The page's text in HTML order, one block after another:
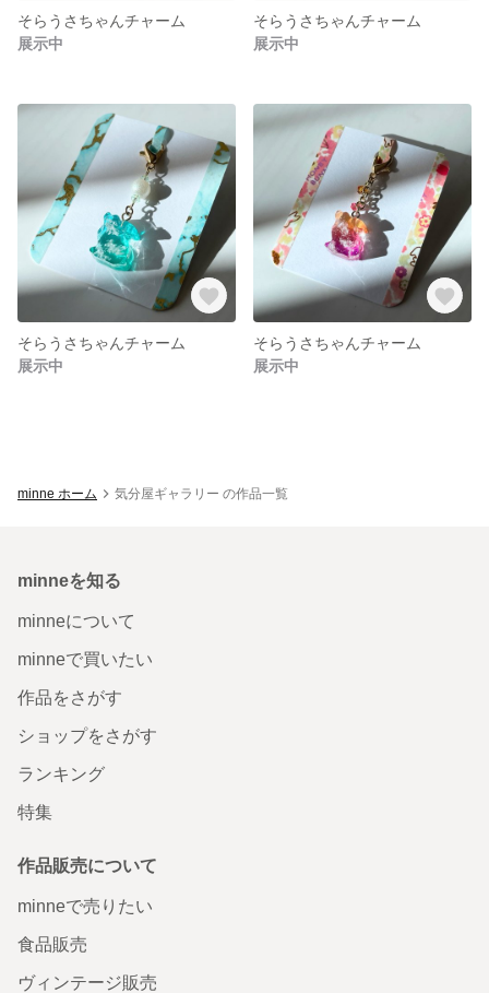
そらうさちゃんチャーム
展示中
そらうさちゃんチャーム
展示中
そらうさちゃんチャーム
展示中
そらうさちゃんチャーム
展示中
minne ホーム 気分屋ギャラリー の作品一覧
minneを知る
minneについて
minneで買いたい
作品をさがす
ショップをさがす
ランキング
特集
作品販売について
minneで売りたい
食品販売
ヴィンテージ販売